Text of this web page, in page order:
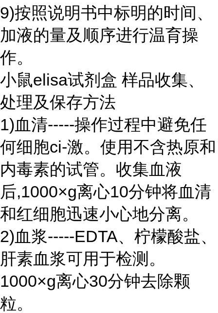
9)按照说明书中标明的时间、
加液的量及顺序进行温育操
作。
小鼠elisa试剂盒 样品收集、
处理及保存方法
1)血清-----操作过程中避免任
何细胞ci-激。使用不含热原和
内毒素的试管。收集血液
后,1000×g离心10分钟将血清
和红细胞迅速小心地分离。
2)血浆-----EDTA、柠檬酸盐、
肝素血浆可用于检测。
1000×g离心30分钟去除颗
粒。